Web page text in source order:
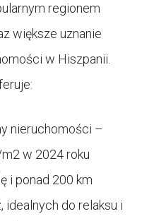
regionem
większe uznanie
w Hiszpanii.
nieruchomości –
w 2024 roku
i ponad 200 km
do relaksu i